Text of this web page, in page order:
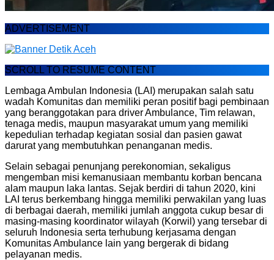
ADVERTISEMENT
SCROLL TO RESUME CONTENT
Lembaga Ambulan Indonesia (LAI) merupakan salah satu
wadah Komunitas dan memiliki peran positif bagi pembinaan
yang beranggotakan para driver Ambulance, Tim relawan,
tenaga medis, maupun masyarakat umum yang memiliki
kepedulian terhadap kegiatan sosial dan pasien gawat
darurat yang membutuhkan penanganan medis.
Selain sebagai penunjang perekonomian, sekaligus
mengemban misi kemanusiaan membantu korban bencana
alam maupun laka lantas. Sejak berdiri di tahun 2020, kini
LAI terus berkembang hingga memiliki perwakilan yang luas
di berbagai daerah, memiliki jumlah anggota cukup besar di
masing-masing koordinator wilayah (Korwil) yang tersebar di
seluruh Indonesia serta terhubung kerjasama dengan
Komunitas Ambulance lain yang bergerak di bidang
pelayanan medis.